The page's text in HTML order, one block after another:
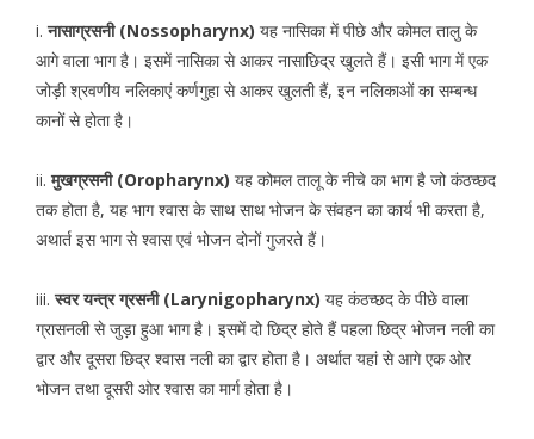
i.नासाग्रसनी (Nossopharynx) यह नासिका में पीछे और कोमल तालु के
आगे वाला भाग है। इसमें नासिका से आकर नासाछिद्र खुलते हैं। इसी भाग में एक
जोड़ी श्रवणीय नलिकाएं कर्णगुहा से आकर खुलती हैं, इन नलिकाओं का सम्बन्ध
कानों से होता है।
ii.मुखग्रसनी (Oropharynx) यह कोमल तालू के नीचे का भाग है जो कंठच्छद
तक होता है, यह भाग श्वास के साथ साथ भोजन के संवहन का कार्य भी करता है,
अथार्त इस भाग से श्वास एवं भोजन दोनों गुजरते हैं।
iii.स्वर यन्त्र ग्रसनी (Larynigopharynx) यह कंठच्छद के पीछे वाला
ग्रासनली से जुड़ा हुआ भाग है। इसमें दो छिद्र होते हैं पहला छिद्र भोजन नली का
द्वार और दूसरा छिद्र श्वास नली का द्वार होता है। अर्थात यहां से आगे एक ओर
भोजन तथा दूसरी ओर श्वास का मार्ग होता है।